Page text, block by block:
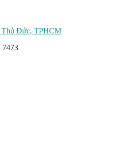
Thủ Đức, TPHCM
7473